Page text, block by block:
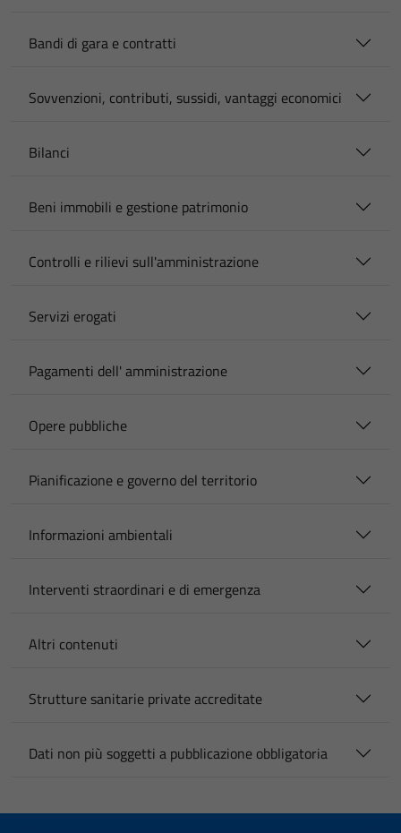
Bandi di gara e contratti
Sovvenzioni, contributi, sussidi, vantaggi economici
Bilanci
Beni immobili e gestione patrimonio
Controlli e rilievi sull'amministrazione
Servizi erogati
Pagamenti dell' amministrazione
Opere pubbliche
Pianificazione e governo del territorio
Informazioni ambientali
Interventi straordinari e di emergenza
Altri contenuti
Strutture sanitarie private accreditate
Dati non più soggetti a pubblicazione obbligatoria